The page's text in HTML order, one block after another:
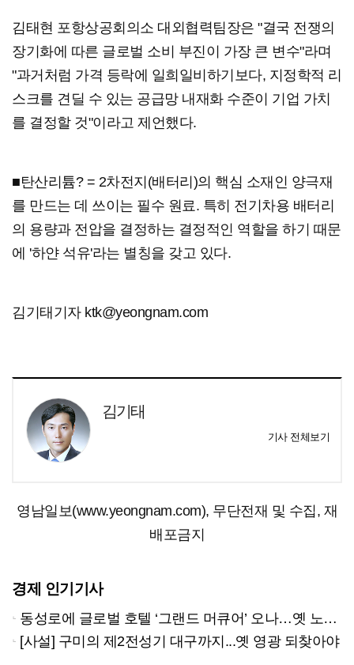
김태현 포항상공회의소 대외협력팀장은 "결국 전쟁의
장기화에 따른 글로벌 소비 부진이 가장 큰 변수"라며
"과거처럼 가격 등락에 일희일비하기보다, 지정학적 리
스크를 견딜 수 있는 공급망 내재화 수준이 기업 가치
를 결정할 것"이라고 제언했다.
■탄산리튬? = 2차전지(배터리)의 핵심 소재인 양극재
를 만드는 데 쓰이는 필수 원료. 특히 전기차용 배터리
의 용량과 전압을 결정하는 결정적인 역할을 하기 때문
에 '하얀 석유'라는 별칭을 갖고 있다.
김기태기자 ktk@yeongnam.com
김기태
기사 전체보기
영남일보(www.yeongnam.com), 무단전재 및 수집, 재
배포금지
경제 인기기사
동성로에 글로벌 호텔 ‘그랜드 머큐어’ 오나…옛 노보텔 자리 사무실 개설
[사설] 구미의 제2전성기 대구까지...옛 영광 되찾아야